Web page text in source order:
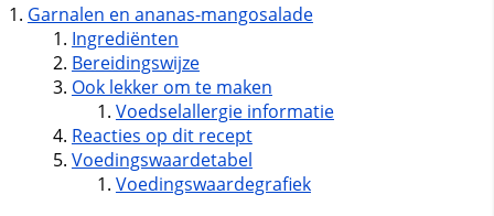
Garnalen en ananas-mangosalade
Ingrediënten
Bereidingswijze
Ook lekker om te maken
Voedselallergie informatie
Reacties op dit recept
Voedingswaardetabel
Voedingswaardegrafiek